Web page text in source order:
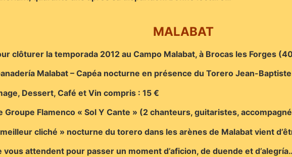
MALABAT
clôturer la temporada 2012 au Campo Malabat, à Brocas les Forges
Malabat – Capéa nocturne en présence du Torero Jean-
Dessert, Café et Vin compris : 15 €
Groupe Flamenco « Sol Y Cante » (2 chanteurs, guitaristes,
cliché » nocturne du torero dans les arènes de Malabat vient
vous attendent pour passer un moment d’aficion, de duende et